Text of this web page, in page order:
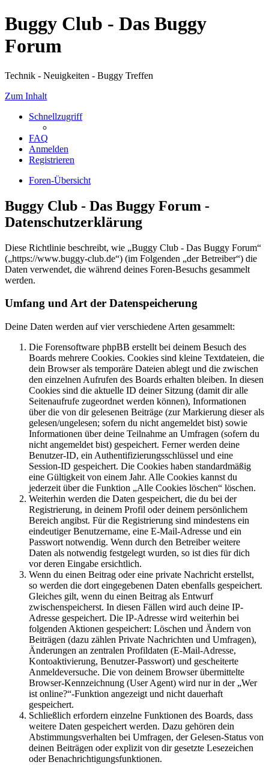
Buggy Club - Das Buggy
Forum
Technik - Neuigkeiten - Buggy Treffen
Zum Inhalt
Schnellzugriff
FAQ
Anmelden
Registrieren
Foren-Übersicht
Buggy Club - Das Buggy Forum -
Datenschutzerklärung
Diese Richtlinie beschreibt, wie „Buggy Club - Das Buggy Forum“
(„https://www.buggy-club.de“) (im Folgenden „der Betreiber“) die
Daten verwendet, die während deines Foren-Besuchs gesammelt
werden.
Umfang und Art der Datenspeicherung
Deine Daten werden auf vier verschiedene Arten gesammelt:
Die Forensoftware phpBB erstellt bei deinem Besuch des
Boards mehrere Cookies. Cookies sind kleine Textdateien, die
dein Browser als temporäre Dateien ablegt und die zwischen
den einzelnen Aufrufen des Boards erhalten bleiben. In diesen
Cookies sind die aktuelle ID deiner Sitzung (damit dir alle
Seitenaufrufe zugeordnet werden können), Informationen
über die von dir gelesenen Beiträge (zur Markierung dieser als
gelesen/ungelesen; sofern du nicht angemeldet bist) sowie
Informationen über deine Teilnahme an Umfragen (sofern du
nicht angemeldet bist) gespeichert. Ferner werden deine
Benutzer-ID, ein Authentifizierungsschlüssel und eine
Session-ID gespeichert. Die Cookies haben standardmäßig
eine Gültigkeit von einem Jahr. Alle Cookies kannst du
jederzeit über die Funktion „Alle Cookies löschen“ löschen.
Weiterhin werden die Daten gespeichert, die du bei der
Registrierung, in deinem Profil oder deinem persönlichem
Bereich angibst. Für die Registrierung sind mindestens ein
eindeutiger Benutzername, eine E-Mail-Adresse und ein
Passwort notwendig. Wenn durch den Betreiber weitere
Daten als notwendig festgelegt wurden, so ist dies für dich
vor deren Eingabe ersichtlich.
Wenn du einen Beitrag oder eine private Nachricht erstellst,
so werden die dort eingegebenen Daten ebenfalls gespeichert.
Gleiches gilt, wenn du einen Beitrag als Entwurf
zwischenspeicherst. In diesen Fällen wird auch deine IP-
Adresse gespeichert. Die IP-Adresse wird weiterhin bei
folgenden Aktionen gespeichert: Löschen und Ändern von
Beiträgen (dazu zählen Private Nachrichten und Umfragen),
Änderungen an zentralen Profildaten (E-Mail-Adresse,
Kontoaktivierung, Benutzer-Passwort) und gescheiterte
Anmeldeversuche. Die von deinem Browser übermittelte
Browser-Kennzeichnung (User Agent) wird nur in der „Wer
ist online?“-Funktion angezeigt und nicht dauerhaft
gespeichert.
Schließlich erfordern einzelne Funktionen des Boards, dass
weitere Daten gespeichert werden. Dazu gehören dein
Abstimmungsverhalten bei Umfragen, der Gelesen-Status von
deinen Beiträgen oder explizit von dir gesetzte Lesezeichen
oder Benachrichtigungsfunktionen.